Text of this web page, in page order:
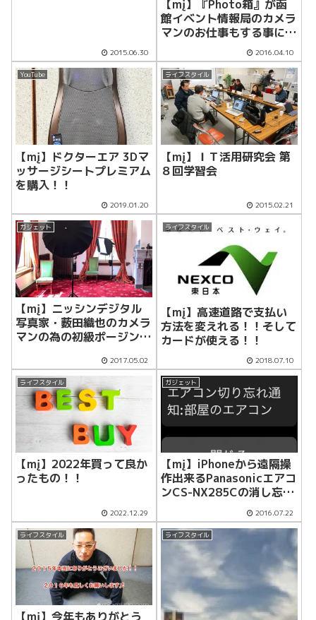
2015.06.30
【mį】『Photo箱』が函
館イベント情報局のカメラ
マンのお仕事もする事にな
2016.04.10
YouTube
【mį】ドクターエア 3Dマ
ッサージシートプレミアム
を購入！！
2019.01.20
ライフスタイル
【mį】ＩＴ活用研究会 第
８回学習会
2015.02.21
ガジェット
【mį】ニッシンデジタル
写真家・薮田織也のカメラ
マンの為の初級ポージング
幌 を受講して来ました
2017.05.02
ライフスタイル
【mį】高速道路で支払い
方法を変えれる！！そして
カードが使える！！
2018.07.10
ライフスタイル
【mį】2022年買って良か
ったもの！！
2022.12.29
ガジェット
【mį】iPhoneから遠隔操
作出来るPanasonicエアコ
ンCS-NX285Cの消し忘れ
2016.07.22
ライフスタイル
【mį】今年もありがとう
ライフスタイル